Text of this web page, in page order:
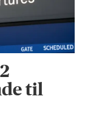
til